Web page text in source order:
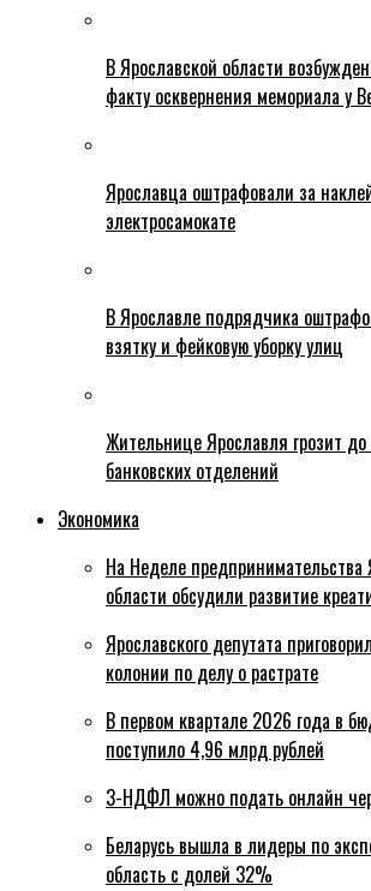
В Ярославской области
факту осквернения мемориала у
Ярославца оштрафовали за
электросамокате
В Ярославле подрядчика
взятку и фейковую уборку улиц
Жительнице Ярославля грозит
банковских отделений
Экономика
На Неделе предпринимательства
области обсудили развитие
Ярославского депутата
колонии по делу о растрате
В первом квартале 2026 года в
поступило 4,96 млрд рублей
3-НДФЛ можно подать онлайн
Беларусь вышла в лидеры по
область с долей 32%